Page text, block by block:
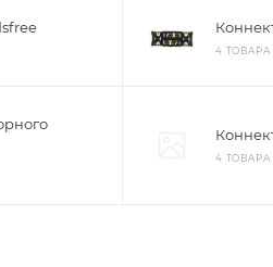
4 ТОВАРА
4 ТОВАРА